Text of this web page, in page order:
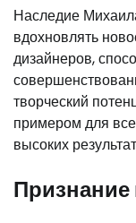
Наследие
вдохновлять
дизайнеров,
творческий
примером для
высоких
Признание